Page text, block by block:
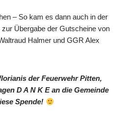
– So kam es dann auch in der
Übergabe der Gutscheine von
Halmer und GGR Alex
der Feuerwehr Pitten,
D A N K E an die Gemeinde
Spende!